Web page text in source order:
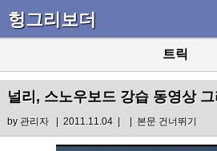
헝그리보더
트릭
널리, 스노우보드 강습 동영상
by 관리자| 2011.11.04 | | 본문 건너뛰기